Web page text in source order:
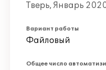
Тверь, Январь
Вариант работы
Файловый
Общее число